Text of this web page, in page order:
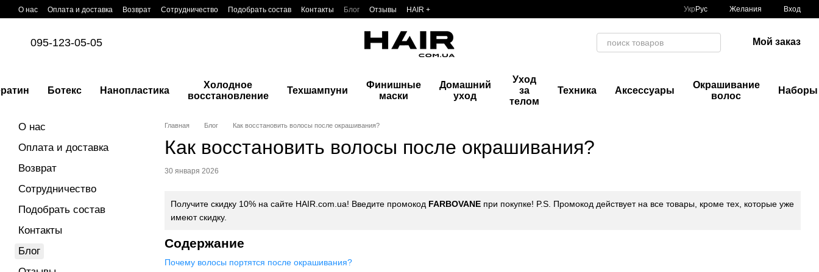
Перейти к основному контенту
О нас Оплата и доставка Возврат Сотрудничество Подобрать состав Контакты Блог Отзывы HAIR + Укр Рус Желания Вход
095-123-05-05 Мой заказ
Ботекс Нанопластика
Холодное
восстановление
Техшампуни
Финишные
маски
Домашний
уход
Уход
за
телом
Техника Аксессуары
Окрашивание
волос
Наборы
Главная Блог Как восстановить волосы после окрашивания?
Как восстановить волосы после окрашивания?
30 января 2026
Получите скидку 10% на сайте HAIR.com.ua! Введите промокод FARBOVANE при покупке! P.S. Промокод действует на все товары, кроме тех, которые уже
имеют скидку.
Содержание
Почему волосы портятся после окрашивания?
О нас
Оплата и доставка
Возврат
Сотрудничество
Подобрать состав
Контакты
Блог